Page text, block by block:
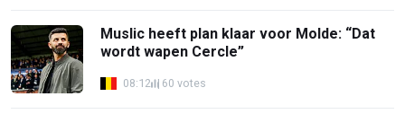
Muslic heeft plan klaar voor Molde: “Dat
wordt wapen Cercle”
08:12 60 votes